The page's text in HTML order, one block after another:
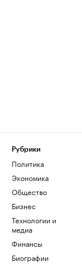
Рубрики
Политика
Экономика
Общество
Бизнес
Технологии и
медиа
Финансы
Биографии